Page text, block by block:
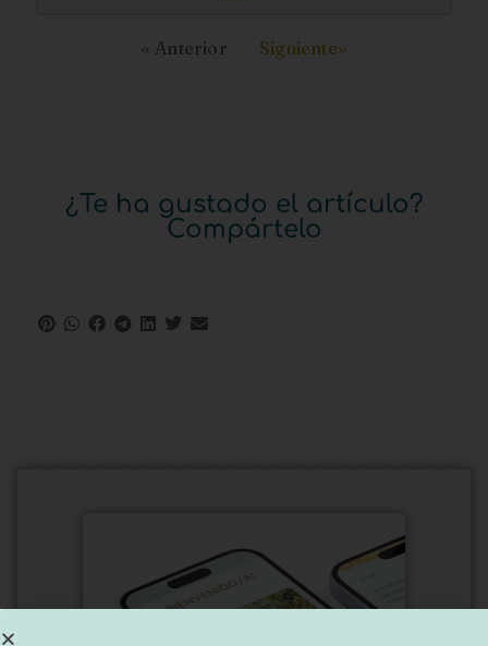
« Anterior Siguiente»
¿Te ha gustado el artículo?
Compártelo